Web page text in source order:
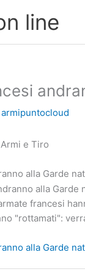
line
armipuntocloud
e Tiro
alla Garde
francesi
"rottamati":
alla Garde